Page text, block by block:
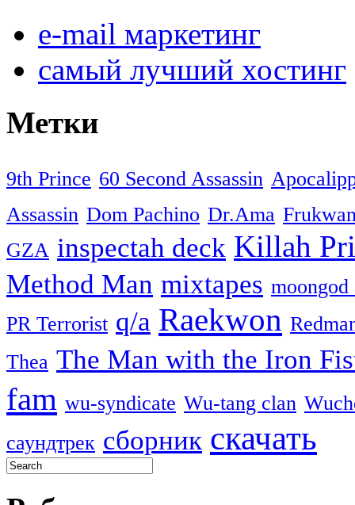
e-mail маркетинг
самый лучший хостинг
Метки
9th Prince 60 Second Assassin
Assassin Dom Pachino Dr.Ama
GZA inspectah deck Killah
Method Man mixtapes moongod
PR Terrorist q/a Raekwon
Thea The Man with the Iron
fam wu-syndicate Wu-tang clan
саундтрек сборник скачать